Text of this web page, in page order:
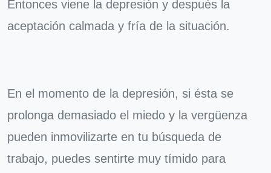
Entonces viene la depresión y después la
aceptación calmada y fría de la situación.
En el momento de la depresión, si ésta se
prolonga demasiado el miedo y la vergüenza
pueden inmovilizarte en tu búsqueda de
trabajo, puedes sentirte muy tímido para